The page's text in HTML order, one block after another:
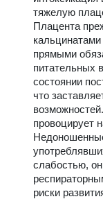
тяжелую
Плацента
прямыми
питательных
состоянии
что
провоцирует
слабостью,
риски